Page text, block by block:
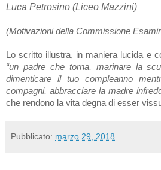
Luca Petrosino (Liceo Mazzini)
(Motivazioni della Commissione
Lo scritto illustra, in maniera lucida e
“un padre che torna, marinare la
dimenticare il tuo compleanno
compagni, abbracciare la madre
che rendono la vita degna di esser
Pubblicato: marzo 29, 2018